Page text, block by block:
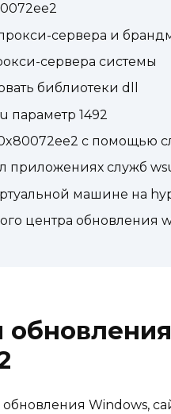
сервера и
сервера системы
библиотеки dll
параметр 1492
с помощью
приложениях служб
машине на
центра обновления
Windows,